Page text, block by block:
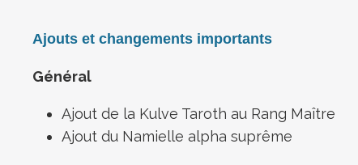
Ajouts et changements importants
Général
Ajout de la Kulve Taroth au Rang Maître
Ajout du Namielle alpha suprême